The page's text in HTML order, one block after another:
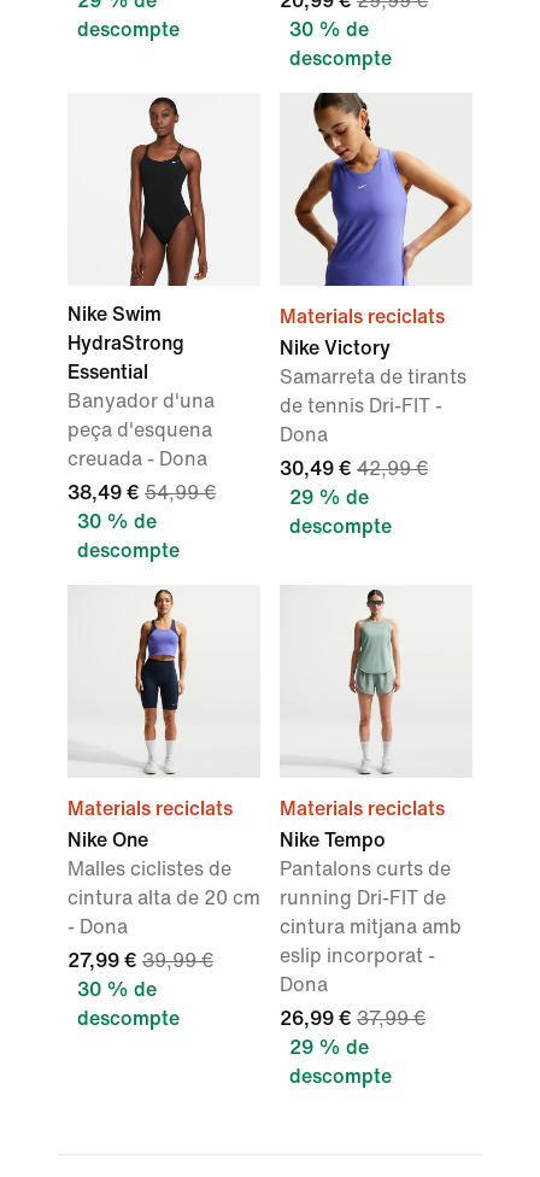
descompte
30 % de
descompte
Nike Swim
HydraStrong
Essential
Banyador d'una
peça d'esquena
creuada - Dona
38,49 € 54,99 €
30 % de
descompte
Materials reciclats
Nike Victory
Samarreta de tirants
de tennis Dri-FIT -
Dona
30,49 € 42,99 €
29 % de
descompte
Materials reciclats
Nike One
Malles ciclistes de
cintura alta de 20 cm
- Dona
27,99 € 39,99 €
30 % de
descompte
Materials reciclats
Nike Tempo
Pantalons curts de
running Dri-FIT de
cintura mitjana amb
eslip incorporat -
Dona
26,99 € 37,99 €
29 % de
descompte